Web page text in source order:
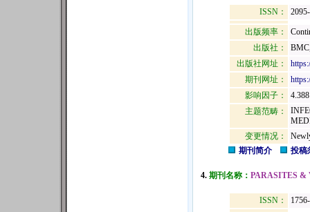
ISSN：
出版频率：
出版社：
出版社网址：
期刊网址：
影响因子：
4.388
主题范畴：
变更情况：
期刊简介
投稿
4. 期刊名称： PARASITES &
ISSN：